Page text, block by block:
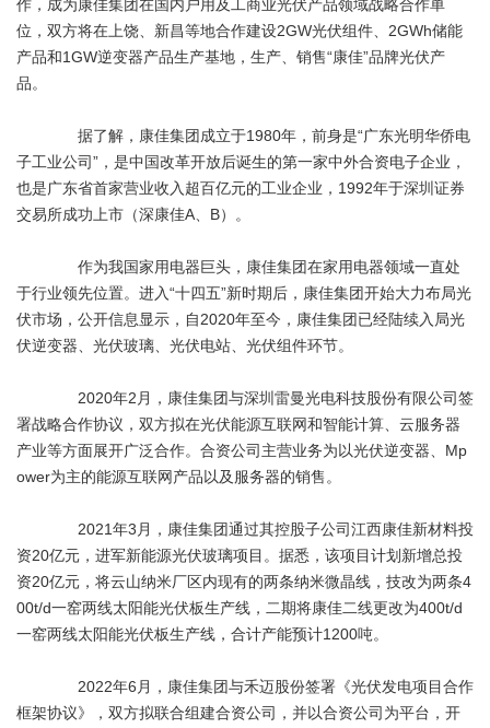
作，成为康佳集团在国内户用及工商业光伏产品领域战略合作单
位，双方将在上饶、新昌等地合作建设2GW光伏组件、2GWh储能
产品和1GW逆变器产品生产基地，生产、销售“康佳”品牌光伏产
品。
据了解，康佳集团成立于1980年，前身是“广东光明华侨电
子工业公司”，是中国改革开放后诞生的第一家中外合资电子企业，
也是广东省首家营业收入超百亿元的工业企业，1992年于深圳证券
交易所成功上市（深康佳A、B）。
作为我国家用电器巨头，康佳集团在家用电器领域一直处
于行业领先位置。进入“十四五”新时期后，康佳集团开始大力布局光
伏市场，公开信息显示，自2020年至今，康佳集团已经陆续入局光
伏逆变器、光伏玻璃、光伏电站、光伏组件环节。
2020年2月，康佳集团与深圳雷曼光电科技股份有限公司签
署战略合作协议，双方拟在光伏能源互联网和智能计算、云服务器
产业等方面展开广泛合作。合资公司主营业务为以光伏逆变器、Mp
ower为主的能源互联网产品以及服务器的销售。
2021年3月，康佳集团通过其控股子公司江西康佳新材料投
资20亿元，进军新能源光伏玻璃项目。据悉，该项目计划新增总投
资20亿元，将云山纳米厂区内现有的两条纳米微晶线，技改为两条4
00t/d一窑两线太阳能光伏板生产线，二期将康佳二线更改为400t/d
一窑两线太阳能光伏板生产线，合计产能预计1200吨。
2022年6月，康佳集团与禾迈股份签署《光伏发电项目合作
框架协议》，双方拟联合组建合资公司，并以合资公司为平台，开